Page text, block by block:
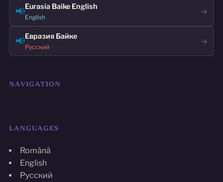
📢Eurasia Baike English
English
→
📢Евразия Байке
Русский
→
NAVIGATION
LANGUAGES
Română
English
Русский